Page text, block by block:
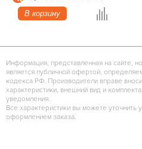
В корзину
Информация, представленная на сайте,
является публичной офертой,
кодекса РФ. Производители вправе
характеристики, внешний вид и
уведомления.
Все характеристики вы можете
оформлением заказа.